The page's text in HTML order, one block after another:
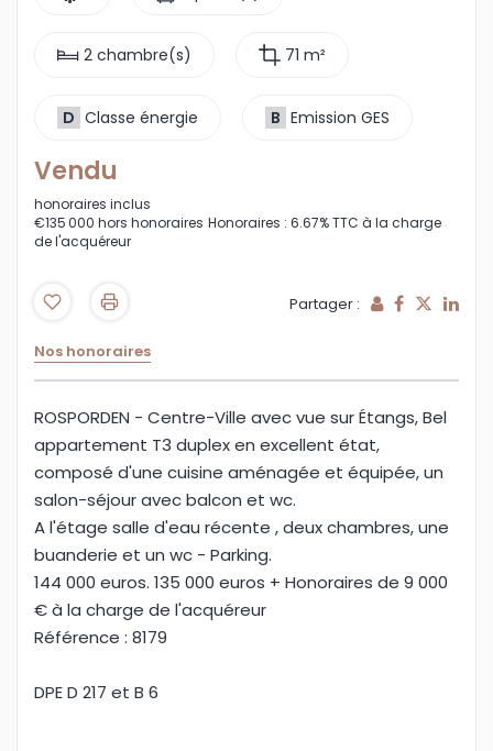
2 chambre(s) 71 m²
D Classe énergie B Emission GES
Vendu
honoraires inclus
€135 000 hors honoraires Honoraires : 6.67% TTC à la charge
de l'acquéreur
Partager :
Nos honoraires
ROSPORDEN - Centre-Ville avec vue sur Étangs, Bel
appartement T3 duplex en excellent état,
composé d'une cuisine aménagée et équipée, un
salon-séjour avec balcon et wc.
A l'étage salle d'eau récente , deux chambres, une
buanderie et un wc - Parking.
144 000 euros. 135 000 euros + Honoraires de 9 000
€ à la charge de l'acquéreur
Référence : 8179
DPE D 217 et B 6